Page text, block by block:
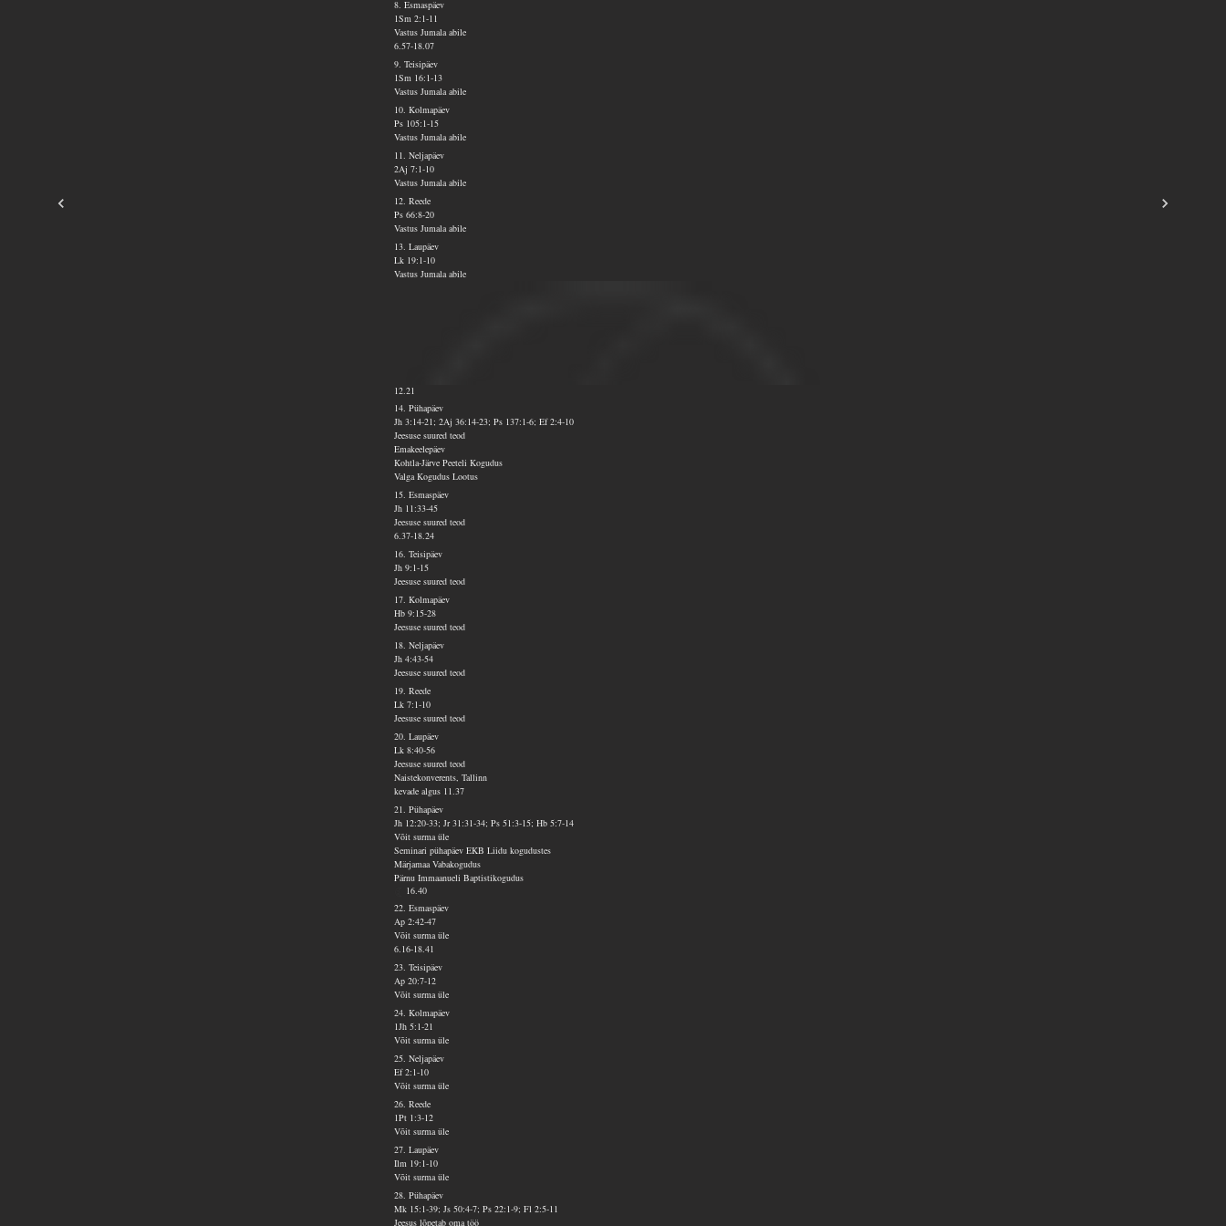
8. Esmaspäev
1Sm 2:1-11
Vastus Jumala abile
6.57-18.07
9. Teisipäev
1Sm 16:1-13
Vastus Jumala abile
10. Kolmapäev
Ps 105:1-15
Vastus Jumala abile
11. Neljapäev
2Aj 7:1-10
Vastus Jumala abile
12. Reede
Ps 66:8-20
Vastus Jumala abile
13. Laupäev
Lk 19:1-10
Vastus Jumala abile
12.21
14. Pühapäev
Jh 3:14-21; 2Aj 36:14-23; Ps 137:1-6; Ef 2:4-10
Jeesuse suured teod
Emakeelepäev
Kohtla-Järve Peeteli Kogudus
Valga Kogudus Lootus
15. Esmaspäev
Jh 11:33-45
Jeesuse suured teod
6.37-18.24
16. Teisipäev
Jh 9:1-15
Jeesuse suured teod
17. Kolmapäev
Hb 9:15-28
Jeesuse suured teod
18. Neljapäev
Jh 4:43-54
Jeesuse suured teod
19. Reede
Lk 7:1-10
Jeesuse suured teod
20. Laupäev
Lk 8:40-56
Jeesuse suured teod
Naistekonverents, Tallinn
kevade algus 11.37
21. Pühapäev
Jh 12:20-33; Jr 31:31-34; Ps 51:3-15; Hb 5:7-14
Võit surma üle
Seminari pühapäev EKB Liidu kogudustes
Märjamaa Vabakogudus
Pärnu Immaanueli Baptistikogudus
16.40
22. Esmaspäev
Ap 2:42-47
Võit surma üle
6.16-18.41
23. Teisipäev
Ap 20:7-12
Võit surma üle
24. Kolmapäev
1Jh 5:1-21
Võit surma üle
25. Neljapäev
Ef 2:1-10
Võit surma üle
26. Reede
1Pt 1:3-12
Võit surma üle
27. Laupäev
Ilm 19:1-10
Võit surma üle
28. Pühapäev
Mk 15:1-39; Js 50:4-7; Ps 22:1-9; Fl 2:5-11
Jeesus lõpetab oma töö